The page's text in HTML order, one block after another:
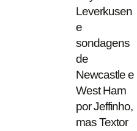
Leverkusen
e
sondagens
de
Newcastle e
West Ham
por Jeffinho,
mas Textor